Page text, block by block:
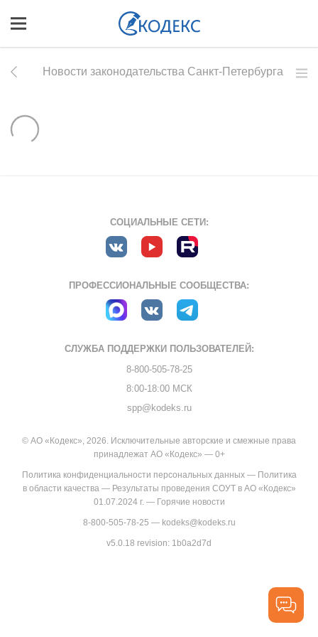
Новости законодательства Санкт-Петербурга
СОЦИАЛЬНЫЕ СЕТИ:
ПРОФЕССИОНАЛЬНЫЕ СООБЩЕСТВА:
СЛУЖБА ПОДДЕРЖКИ ПОЛЬЗОВАТЕЛЕЙ:
8-800-505-78-25
8:00-18:00 МСК
spp@kodeks.ru
© АО «Кодекс», 2026. Исключительные авторские и смежные права
принадлежат АО «Кодекс» — 0+
Политика конфиденциальности персональных данных— Политика
в области качества— Результаты проведения СОУТ в АО «Кодекс»
01.07.2024 г.— Горячие новости
8-800-505-78-25 — kodeks@kodeks.ru
v5.0.18 revision: 1b0a2d7d